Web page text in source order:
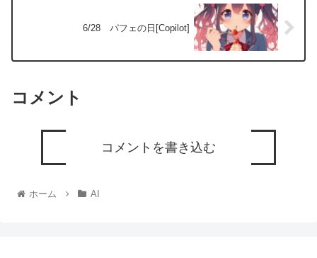
6/28 パフェの日[Copilot]
コメント
コメントを書き込む
ホーム AI